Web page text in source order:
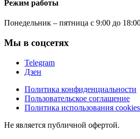
Режим работы
Понедельник – пятница с 9:00 до
Мы в соцсетях
Telegram
Дзен
Политика конфиденциальности
Пользовательское соглашение
Политика использования cookies
Не является публичной офертой.